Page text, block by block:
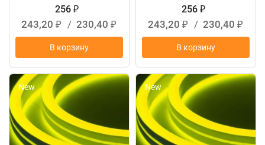
256 ₽
243,20 ₽ / 230,40 ₽
В корзину
256 ₽
243,20 ₽ / 230,40 ₽
В корзину
New New